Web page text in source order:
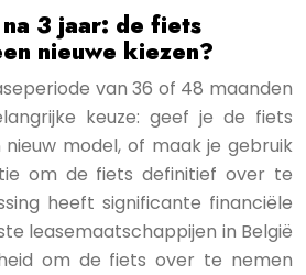
3 jaar: de fiets
nieuwe kiezen?
van 36 of 48 maanden
keuze: geef je de fiets
model, of maak je gebruik
om de fiets definitief over te
heeft significante financiële
leasemaatschappijen in België
om de fiets over te nemen